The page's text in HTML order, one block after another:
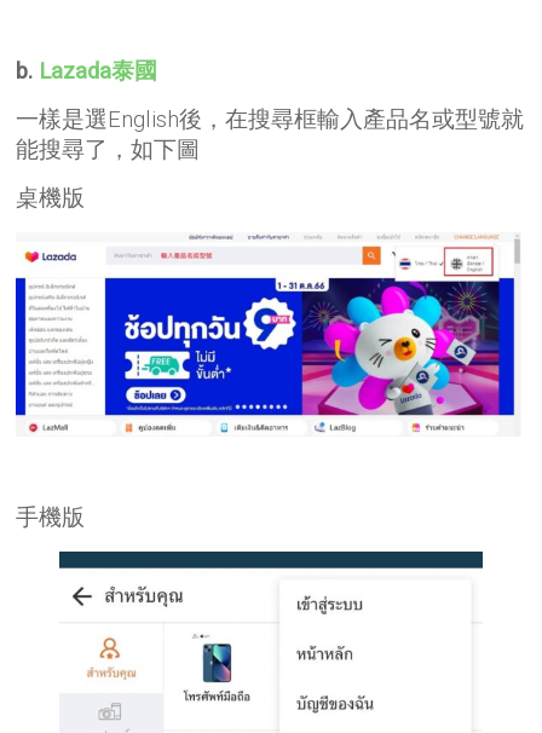
b. Lazada泰國
一樣是選English後，在搜尋框輸入產品名或型號就
能搜尋了，如下圖
桌機版
手機版